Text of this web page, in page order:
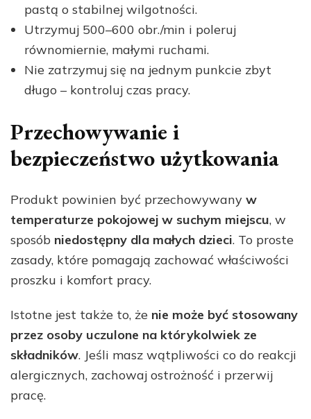
pastą o stabilnej wilgotności.
Utrzymuj 500–600 obr./min i poleruj
równomiernie, małymi ruchami.
Nie zatrzymuj się na jednym punkcie zbyt
długo – kontroluj czas pracy.
Przechowywanie i
bezpieczeństwo użytkowania
Produkt powinien być przechowywany w
temperaturze pokojowej w suchym miejscu, w
sposób niedostępny dla małych dzieci. To proste
zasady, które pomagają zachować właściwości
proszku i komfort pracy.
Istotne jest także to, że nie może być stosowany
przez osoby uczulone na którykolwiek ze
składników. Jeśli masz wątpliwości co do reakcji
alergicznych, zachowaj ostrożność i przerwij
pracę.